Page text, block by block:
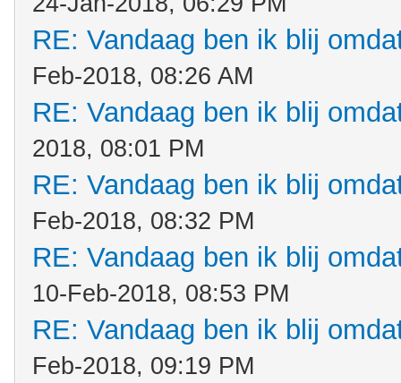
RE: Vandaag ben ik blij
Feb-2018, 08:26 AM
RE: Vandaag ben ik blij
2018, 08:01 PM
RE: Vandaag ben ik blij
Feb-2018, 08:32 PM
RE: Vandaag ben ik blij
10-Feb-2018, 08:53 PM
RE: Vandaag ben ik blij
Feb-2018, 09:19 PM